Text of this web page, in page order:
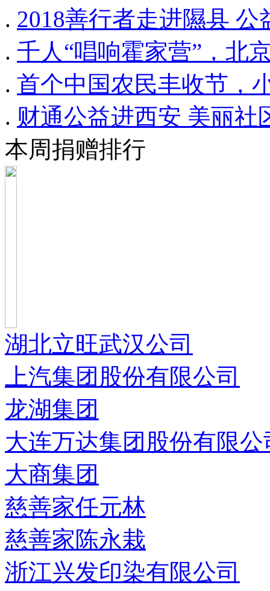
. 2018善行者走进隰县
. 千人“唱响霍家营”，北
. 首个中国农民丰收节，
. 财通公益进西安 美丽
本周捐赠排行
湖北立旺武汉公司
上汽集团股份有限公司
龙湖集团
大连万达集团股份有限公
大商集团
慈善家任元林
慈善家陈永栽
浙江兴发印染有限公司